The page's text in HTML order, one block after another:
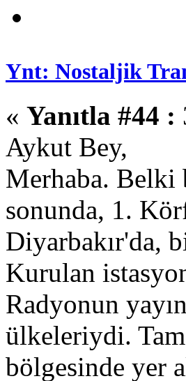
Ynt: Nostaljik
« Yanıtla #44 :
Aykut Bey,
Merhaba. Belki
sonunda, 1.
Diyarbakır'da,
Kurulan
Radyonun
ülkeleriydi.
bölgesinde yer